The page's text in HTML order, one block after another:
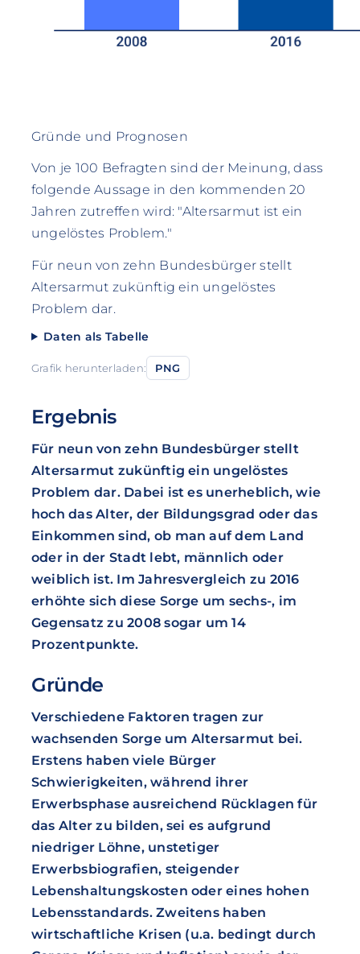
Gründe und Prognosen
Von je 100 Befragten sind der Meinung, dass
folgende Aussage in den kommenden 20
Jahren zutreffen wird: "Altersarmut ist ein
ungelöstes Problem."
Für neun von zehn Bundesbürger stellt
Altersarmut zukünftig ein ungelöstes
Problem dar.
Daten als Tabelle
Grafik herunterladen: PNG
Ergebnis
Für neun von zehn Bundesbürger stellt
Altersarmut zukünftig ein ungelöstes
Problem dar. Dabei ist es unerheblich, wie
hoch das Alter, der Bildungsgrad oder das
Einkommen sind, ob man auf dem Land
oder in der Stadt lebt, männlich oder
weiblich ist. Im Jahresvergleich zu 2016
erhöhte sich diese Sorge um sechs-, im
Gegensatz zu 2008 sogar um 14
Prozentpunkte.
Gründe
Verschiedene Faktoren tragen zur
wachsenden Sorge um Altersarmut bei.
Erstens haben viele Bürger
Schwierigkeiten, während ihrer
Erwerbsphase ausreichend Rücklagen für
das Alter zu bilden, sei es aufgrund
niedriger Löhne, unstetiger
Erwerbsbiografien, steigender
Lebenshaltungskosten oder eines hohen
Lebensstandards. Zweitens haben
wirtschaftliche Krisen (u.a. bedingt durch